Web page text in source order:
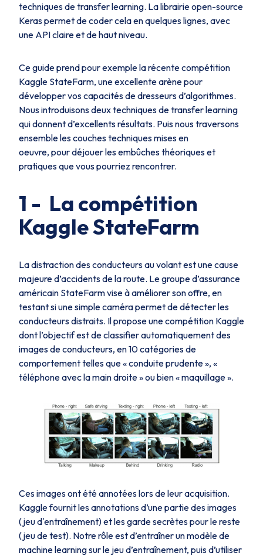
techniques detransfer learning. La librairie open-source
Keras permet de coder cela en quelques lignes, avec
une API claire et de haut niveau.
Ce guide prend pour exemple la récente compétition
Kaggle StateFarm, une excellente arène pour
développer vos capacités de dresseurs d’algorithmes.
Nous introduisons deux techniques detransfer learning
qui donnent d’excellents résultats. Puis nous traversons
ensemble les couches techniques mises en
oeuvre, pour déjouer les embûches théoriques et
pratiques que vous pourriez rencontrer.
1 - La compétition
Kaggle StateFarm
La distraction des conducteurs au volant est une cause
majeure d’accidents de la route. Le groupe d’assurance
américain StateFarm vise à améliorer son offre, en
testant si une simple caméra permet de détecter les
conducteurs distraits. Il propose une compétition Kaggle
dont l’objectif est de classifier automatiquement des
images de conducteurs, en 10 catégories de
comportement telles que « conduite prudente », «
téléphone avec la main droite » ou bien « maquillage ».
Ces images ont été annotées lors de leur acquisition.
Kaggle fournit les annotations d’une partie des images
(jeu d'entraînement) et les garde secrètes pour le reste
(jeu de test). Notre rôle est d’entraîner un modèle de
machine learning sur le jeu d’entraînement, puis d’utiliser